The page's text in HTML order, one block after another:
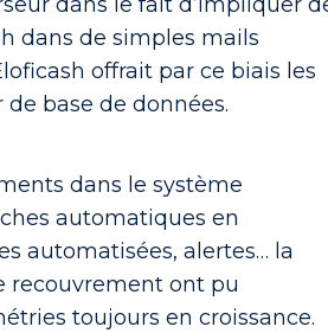
dans de simples mails
offrait par ce biais les
base de données.
dans le système
automatiques en
automatisées, alertes… la
recouvrement ont pu
toujours en croissance.